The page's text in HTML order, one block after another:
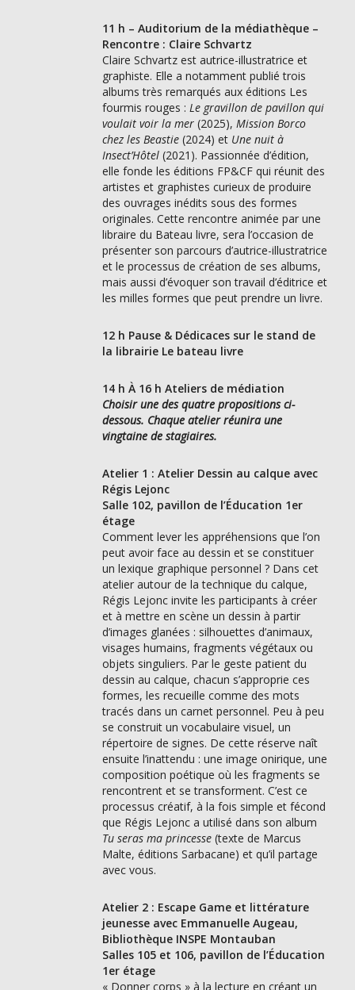
11 h – Auditorium de la médiathèque –
Rencontre : Claire Schvartz
Claire Schvartz est autrice-illustratrice et
graphiste. Elle a notamment publié trois
albums très remarqués aux éditions Les
fourmis rouges : Le gravillon de pavillon qui
voulait voir la mer(2025), Mission Borco
chez les Beastie(2024) et Une nuit à
Insect’Hôtel(2021). Passionnée d’édition,
elle fonde les éditions FP&CF qui réunit des
artistes et graphistes curieux de produire
des ouvrages inédits sous des formes
originales. Cette rencontre animée par une
libraire du Bateau livre, sera l’occasion de
présenter son parcours d’autrice-illustratrice
et le processus de création de ses albums,
mais aussi d’évoquer son travail d’éditrice et
les milles formes que peut prendre un livre.
12 h Pause & Dédicaces sur le stand de
la librairie Le bateau livre
14 h À 16 h Ateliers de médiation
Choisir une des quatre propositions ci-
dessous. Chaque atelier réunira une
vingtaine de stagiaires.
Atelier 1 : Atelier Dessin au calque avec
Régis Lejonc
Salle 102, pavillon de l’Éducation 1er
étage
Comment lever les appréhensions que l’on
peut avoir face au dessin et se constituer
un lexique graphique personnel ? Dans cet
atelier autour de la technique du calque,
Régis Lejonc invite les participants à créer
et à mettre en scène un dessin à partir
d’images glanées : silhouettes d’animaux,
visages humains, fragments végétaux ou
objets singuliers. Par le geste patient du
dessin au calque, chacun s’approprie ces
formes, les recueille comme des mots
tracés dans un carnet personnel. Peu à peu
se construit un vocabulaire visuel, un
répertoire de signes. De cette réserve naît
ensuite l’inattendu : une image onirique, une
composition poétique où les fragments se
rencontrent et se transforment. C’est ce
processus créatif, à la fois simple et fécond
que Régis Lejonc a utilisé dans son album
Tu seras ma princesse(texte de Marcus
Malte, éditions Sarbacane) et qu’il partage
avec vous.
Atelier 2 : Escape Game et littérature
jeunesse avec Emmanuelle Augeau,
Bibliothèque INSPE Montauban
Salles 105 et 106, pavillon de l’Éducation
1er étage
« Donner corps » à la lecture en créant un